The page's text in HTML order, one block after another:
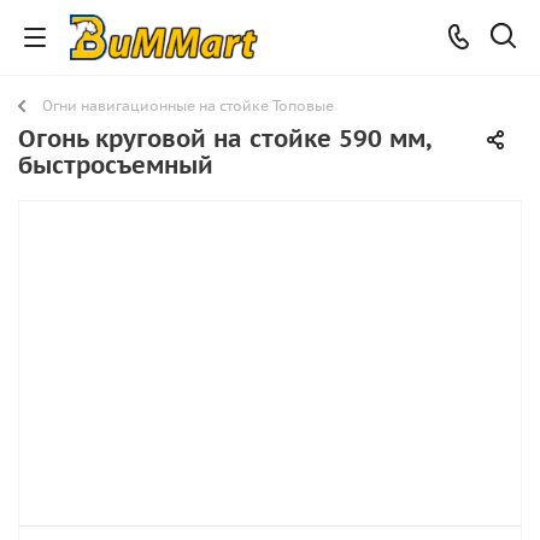
Огни навигационные на стойке Топовые
Огонь круговой на стойке 590 мм,
быстросъемный